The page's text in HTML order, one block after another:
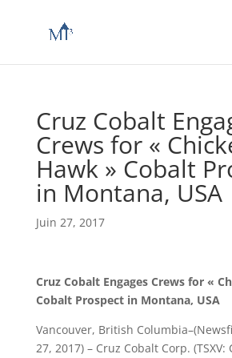
Cruz Cobalt
Crews for «
Hawk » Cobalt
in Montana, USA
Juin 27, 2017
Cruz Cobalt Engages Crews for «
Cobalt Prospect in Montana, USA
Vancouver, British
27, 2017) – Cruz Cobalt Corp. (TSXV: